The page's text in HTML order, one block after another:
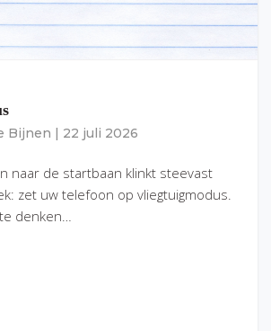
Bijnen 22 juli 2026
naar de startbaan klinkt steevast
zet uw telefoon op vliegtuigmodus.
denken…